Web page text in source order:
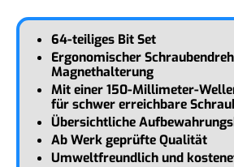
64-teiliges Bit Set
Ergonomischer
Magnethalterung
Mit einer 150-Millimeter-
für schwer erreichbare
Übersichtliche
Ab Werk geprüfte Qualität
Umweltfreundlich und